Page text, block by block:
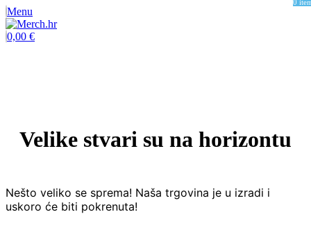
Menu
0
0,00 €
Velike stvari su na horizontu
Nešto veliko se sprema! Naša trgovina je u izradi i
uskoro će biti pokrenuta!